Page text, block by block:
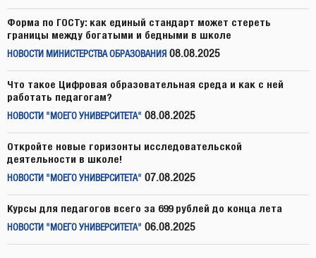
Форма по ГОСТу: как единый стандарт может стереть
границы между богатыми и бедными в школе
НОВОСТИ МИНИСТЕРСТВА ОБРАЗОВАНИЯ 08.08.2025
Что такое Цифровая образовательная среда и как с ней
работать педагогам?
НОВОСТИ "МОЕГО УНИВЕРСИТЕТА" 08.08.2025
Откройте новые горизонты исследовательской
деятельности в школе!
НОВОСТИ "МОЕГО УНИВЕРСИТЕТА" 07.08.2025
Курсы для педагогов всего за 699 рублей до конца лета
НОВОСТИ "МОЕГО УНИВЕРСИТЕТА" 06.08.2025